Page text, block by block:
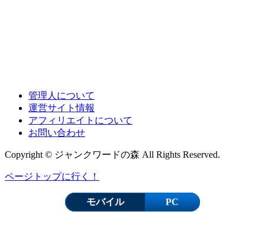
管理人について
運営サイト情報
アフィリエイトについて
お問い合わせ
Copyright © ジャンクワードの森 All Rights Reserved.
ページトップに行く！
モバイル PC